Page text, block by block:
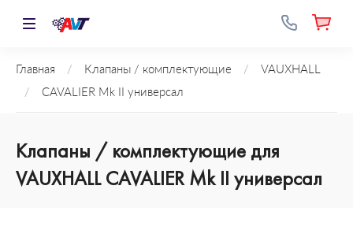
Главная / Клапаны / комплектующие /
VAUXHALL
/
CAVALIER Mk II универсал
Клапаны / комплектующие для
VAUXHALL CAVALIER Mk II универсал